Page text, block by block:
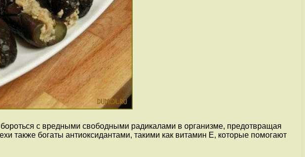
с вредными свободными радикалами в организме, предотвращая
также богаты антиоксидантами, такими как витамин Е, которые помогают